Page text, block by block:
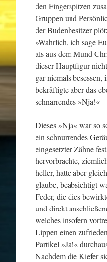
den Fingerspitzen
Gruppen und
der Budenbesitzer
»Wahrlich, ich sage
als aus dem Mund
dieser Hauptfigur
gar niemals
bekräftigte aber das
schnarrendes »Nja!« –
Dieses »Nja« war so
ein schnurrendes
eingesetzter Zähne
hervorbrachte,
heller, hatte aber
glaube, beabsichtigt
Feder, die dies
und direkt
welches insofern
Lippen einen
Partikel »Ja!«
Nachdem die Kiefer